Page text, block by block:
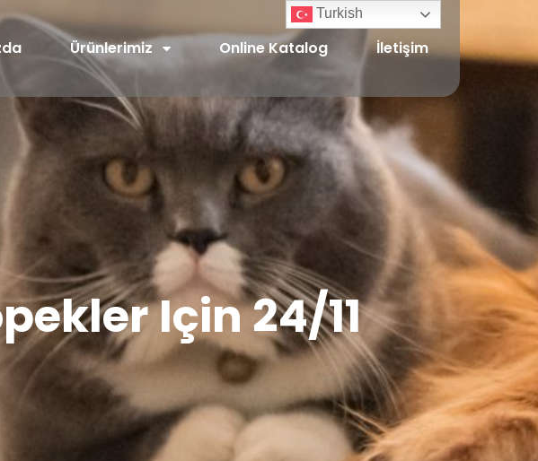
Ürünlerimiz Online Katalog İletişim
Için 24/11
Turkish